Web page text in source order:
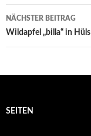
NÄCHSTER BEITRAG
Wildapfel „billa“ in Hüls
SEITEN